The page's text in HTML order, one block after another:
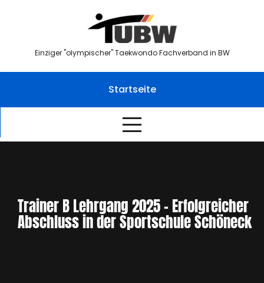
Einziger "olympischer" Taekwondo Fachverband in BW
Startseite
Trainer B Lehrgang 2025 – Erfolgreicher
Abschluss in der Sportschule Schöneck